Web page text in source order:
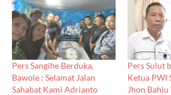
Pers Sangihe Berduka,
Bawole : Selamat Jalan
Sahabat Kami Adrianto
Pers Sulut
Ketua PWI
Jhon